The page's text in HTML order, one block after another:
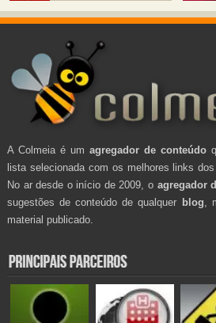
A Colmeia é um agregador de conteúdo
lista selecionada com os melhores links
No ar desde o início de 2009, o agregador
sugestões de conteúdo de qualquer blog ,
material publicado.